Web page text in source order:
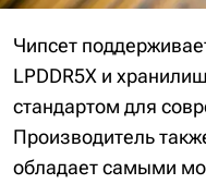
Чипсет
LPDDR5X и
стандартом для
Производитель
обладает самыми